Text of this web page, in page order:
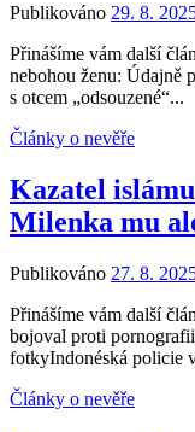
Publikováno 29. 8.
Přinášíme vám další
nebohou ženu: Údajně
s otcem „odsouzené“...
Články o nevěře
Kazatel
Milenka mu
Publikováno 27. 8.
Přinášíme vám další
bojoval proti
fotkyIndonéská policie
Články o nevěře